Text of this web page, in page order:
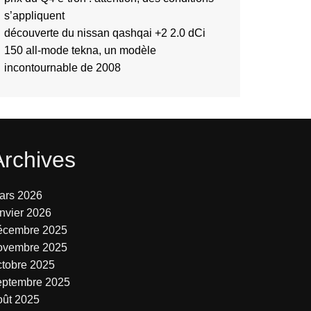
s’appliquent
découverte du nissan qashqai +2 2.0 dCi
150 all-mode tekna, un modèle
incontournable de 2008
2026
2026
2025
2025
2025
2025
2025